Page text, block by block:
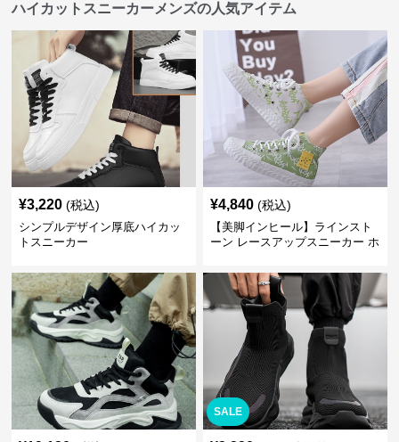
ハイカットスニーカーメンズの人気アイテム
¥3,220 (税込)
シンプルデザイン厚底ハイカッ
トスニーカー
¥4,840 (税込)
【美脚インヒール】ラインスト
ーン レースアップスニーカー ホ
SALE